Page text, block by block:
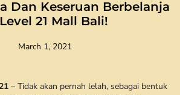
Dan Keseruan Berbelanja
21 Mall Bali!
March 1, 2021
– Tidak akan pernah lelah, sebagai bentuk